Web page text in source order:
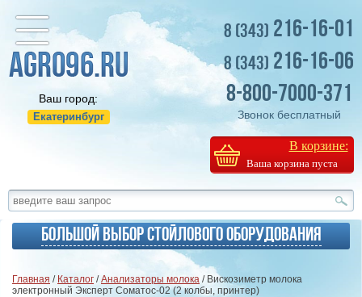
Ваш город:
Екатеринбург
8 (343) 216-16-01
8 (343) 216-16-06
8-800-7000-371
Звонок бесплатный
В корзине:
Ваша корзина пуста
Большой выбор стойлового оборудования
Главная / Каталог /Анализаторы молока / Вискозиметр молока
электронный Эксперт Соматос-02 (2 колбы, принтер)